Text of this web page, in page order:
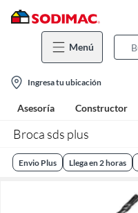
Menú
location-
icon
Ingresa tu ubicación
Asesoría Constructor
Broca sds plus
Envio Plus Llega en 2 horas